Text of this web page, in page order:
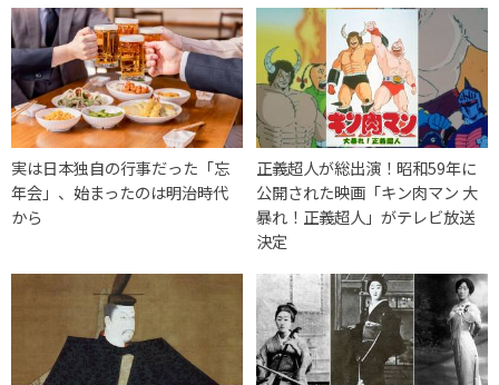
実は日本独自の行事だった「忘
年会」、始まったのは明治時代
から
正義超人が総出演！昭和59年に
公開された映画「キン肉マン 大
暴れ！正義超人」がテレビ放送
決定